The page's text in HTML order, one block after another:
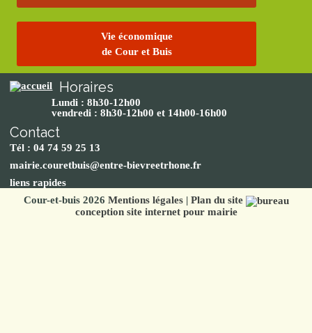
Vie économique
de Cour et Buis
Horaires
Lundi : 8h30-12h00
vendredi : 8h30-12h00 et 14h00-16h00
Contact
Tél : 04 74 59 25 13
mairie.couretbuis@entre-bievreetrhone.fr
liens rapides
Cour-et-buis 2026 Mentions légales| Plan du site
conception site internet pour mairie